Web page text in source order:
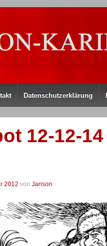
Datenschutzerklärung
12-12-14
2012 von Janson